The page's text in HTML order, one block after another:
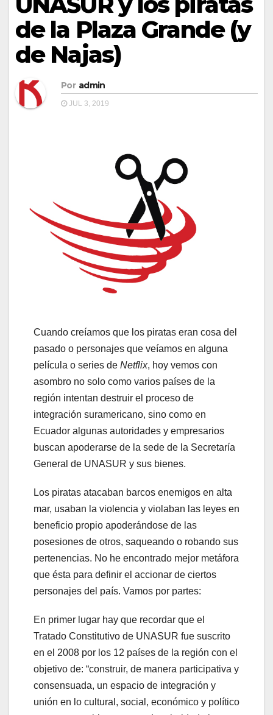
de la Plaza Grande (y
de Najas)
Por admin
JUL 3, 2019
Cuando creíamos que los piratas eran cosa del
pasado o personajes que veíamos en alguna
película o series de Netflix, hoy vemos con
asombro no solo como varios países de la
región intentan destruir el proceso de
integración suramericano, sino como en
Ecuador algunas autoridades y empresarios
buscan apoderarse de la sede de la Secretaría
General de UNASUR y sus bienes.
Los piratas atacaban barcos enemigos en alta
mar, usaban la violencia y violaban las leyes en
beneficio propio apoderándose de las
posesiones de otros, saqueando o robando sus
pertenencias. No he encontrado mejor metáfora
que ésta para definir el accionar de ciertos
personajes del país. Vamos por partes:
En primer lugar hay que recordar que el
Tratado Constitutivo de UNASUR fue suscrito
en el 2008 por los 12 países de la región con el
objetivo de: “construir, de manera participativa y
consensuada, un espacio de integración y
unión en lo cultural, social, económico y político